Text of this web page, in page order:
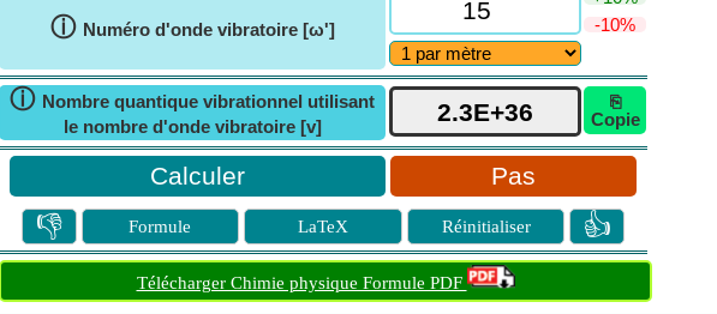
ⓘ Numéro d'onde vibratoire [ω']
-10%
ⓘ Nombre quantique vibrationnel utilisant
le nombre d'onde vibratoire [v]
⎘
Copie
Pas
👎 Formule LaTeX Réinitialiser 👍
Télécharger Chimie physique Formule PDF